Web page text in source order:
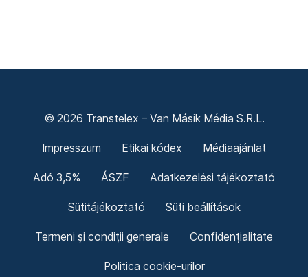
© 2026 Transtelex – Van Másik Média S.R.L.
Impresszum Etikai kódex Médiaajánlat
Adó 3,5% ÁSZF Adatkezelési tájékoztató
Sütitájékoztató Süti beállítások
Termeni și condiții generale Confidențialitate
Politica cookie-urilor